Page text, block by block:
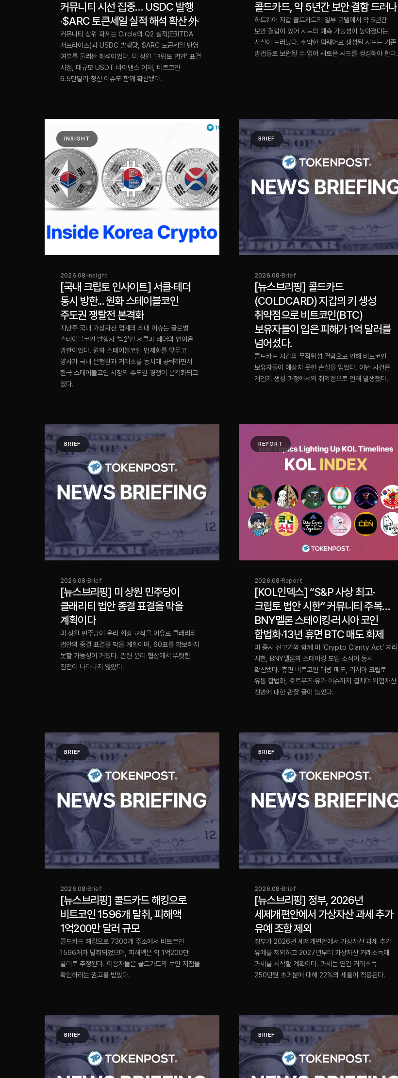
커뮤니티 시선 집중… USDC 발행
·$ARC 토큰세일 실적 해석 확산 外
커뮤니티 상위 화제는 Circle의 Q2 실적(EBITDA
서프라이즈)과 USDC 발행량, $ARC 토큰세일 반영
여부를 둘러싼 해석이었다. 미 상원 ‘크립토 법안’ 표결
시점, 대규모 USDT 바이낸스 이체, 비트코인
6.5만달러·청산 이슈도 함께 확산됐다.
콜드카드, 약 5년간 보안 결함 드러나
하드웨어 지갑 콜드카드의 일부 모델에서 약 5년간
보안 결함이 있어 시드의 예측 가능성이 높아졌다는
사실이 드러났다. 취약한 펌웨어로 생성된 시드는 기존
방법들로 보완될 수 없어 새로운 시드를 생성해야 한다.
INSIGHT
2026.08 Insight
[국내 크립토 인사이트] 서클·테더
동시 방한... 원화 스테이블코인
주도권 쟁탈전 본격화
지난주 국내 가상자산 업계의 최대 이슈는 글로벌
스테이블코인 발행사 '빅2'인 서클과 테더의 연이은
방한이었다. 원화 스테이블코인 법제화를 앞두고
양사가 국내 은행권과 거래소를 동시에 공략하면서
한국 스테이블코인 시장의 주도권 경쟁이 본격화되고
있다.
BRIEF
2026.08 Brief
[뉴스브리핑] 콜드카드
(COLDCARD) 지갑의 키 생성
취약점으로 비트코인(BTC)
보유자들이 입은 피해가 1억 달러를
넘어섰다.
콜드카드 지갑의 무작위성 결함으로 인해 비트코인
보유자들이 예상치 못한 손실을 입었다. 이번 사건은
개인키 생성 과정에서의 취약점으로 인해 발생했다.
BRIEF
2026.08 Brief
[뉴스브리핑] 미 상원 민주당이
클래리티 법안 종결 표결을 막을
계획이다
미 상원 민주당이 윤리 협상 교착을 이유로 클래리티
법안의 종결 표결을 막을 계획이며, 60표를 확보하지
못할 가능성이 커졌다. 관련 윤리 협상에서 뚜렷한
진전이 나타나지 않았다.
REPORT
2026.08 Report
[KOL인덱스] “S&P 사상 최고·
크립토 법안 시한” 커뮤니티 주목…
BNY멜론 스테이킹·러시아 코인
합법화·13년 휴면 BTC 매도 화제
미 증시 신고가와 함께 미 ‘Crypto Clarity Act’ 처리
시한, BNY멜론의 스테이킹 도입 소식이 동시
확산됐다. 휴면 비트코인 대량 매도, 러시아 크립토
유통 합법화, 호르무즈·유가 이슈까지 겹치며 위험자산
전반에 대한 관찰 글이 늘었다.
BRIEF
2026.08 Brief
[뉴스브리핑] 콜드카드 해킹으로
비트코인 1596개 탈취, 피해액
1억200만 달러 규모
콜드카드 해킹으로 7300개 주소에서 비트코인
1596개가 탈취되었으며, 피해액은 약 1억200만
달러로 추정된다. 이용자들은 콜드카드의 보안 지침을
확인하라는 권고를 받았다.
BRIEF
2026.08 Brief
[뉴스브리핑] 정부, 2026년
세제개편안에서 가상자산 과세 추가
유예 조항 제외
정부가 2026년 세제개편안에서 가상자산 과세 추가
유예를 제외하고 2027년부터 가상자산 거래소득에
과세를 시작할 계획이다. 과세는 연간 거래소득
250만원 초과분에 대해 22%의 세율이 적용된다.
BRIEF BRIEF